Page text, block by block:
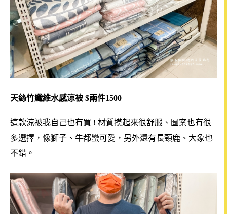
天絲竹纖維水感涼被 $兩件1500
這款涼被我自己也有買 ! 材質摸起來很舒服、圖案也有很
多選擇，像獅子、牛都蠻可愛，另外還有長頸鹿、大象也
不錯。